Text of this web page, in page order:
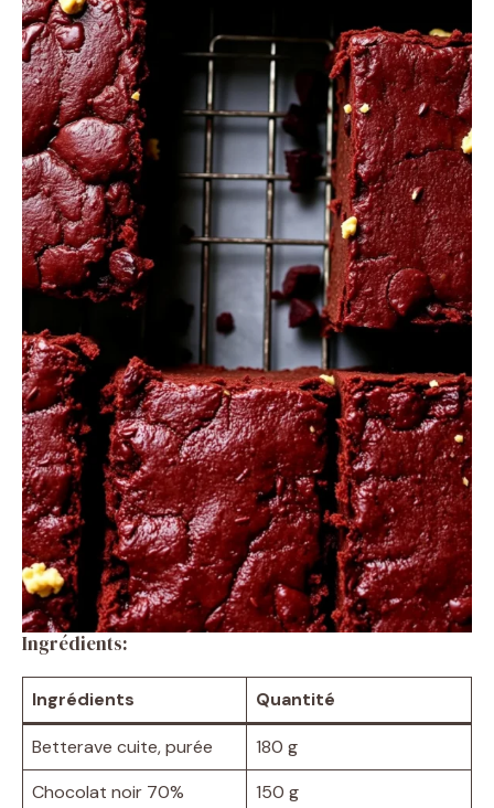
Ingrédients:
Ingrédients Quantité
Betterave cuite, purée
180 g
Chocolat noir 70%
150 g